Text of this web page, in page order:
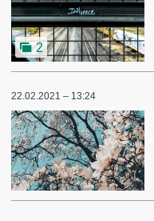
2
22.02.2021 – 13:24